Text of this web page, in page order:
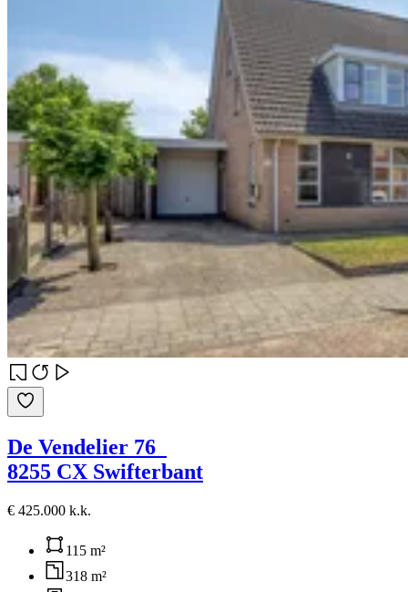
De Vendelier 76
8255 CX Swifterbant
€ 425.000 k.k.
115 m²
318 m²